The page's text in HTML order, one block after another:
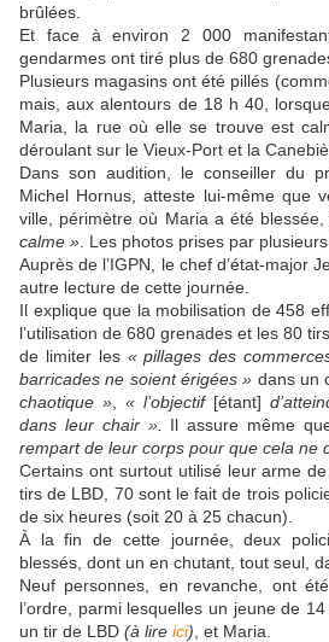
brûlées.
Et face à environ 2 000
gendarmes ont tiré plus de 680
Plusieurs magasins ont été pillés
mais, aux alentours de 18 h 40,
Maria, la rue où elle se trouve est
déroulant sur le Vieux-Port et la
Dans son audition, le conseiller du
Michel Hornus, atteste lui-même que
ville, périmètre où Maria a été
calme » . Les photos prises par
Auprès de l’IGPN, le chef d’état-major
autre lecture de cette journée.
Il explique que la mobilisation de 458
l’utilisation de 680 grenades et les 80
de limiter les « pillages des
barricades ne soient érigées » dans un
chaotique »
« l’objectif [étant]
dans leur chair ». Il assure même
rempart de leur corps pour que cela ne
Certains ont surtout utilisé leur arme
tirs de LBD, 70 sont le fait de trois
de six heures (soit 20 à 25 chacun).
À la fin de cette journée, deux
blessés, dont un en chutant, tout seul,
Neuf personnes, en revanche, ont
l’ordre, parmi lesquelles un jeune de
un tir de LBD (à lire ici) , et Maria.